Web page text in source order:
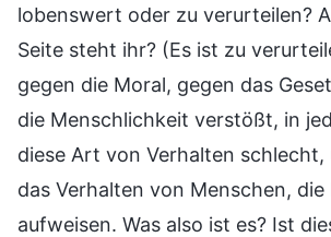
lobenswert oder zu verurteilen?
Seite steht ihr? (Es ist zu
gegen die Moral, gegen das
die Menschlichkeit verstößt, in
diese Art von Verhalten
das Verhalten von Menschen,
aufweisen. Was also ist es? Ist